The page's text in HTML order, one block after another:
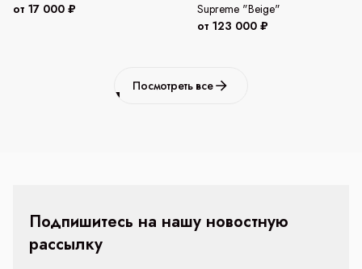
от 17 000 ₽
Supreme "Beige"
от 123 000 ₽
Посмотреть все
Подпишитесь на нашу новостную
рассылку